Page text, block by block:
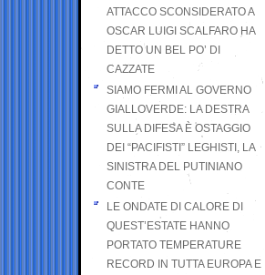
ATTACCO SCONSIDERATO A
OSCAR LUIGI SCALFARO HA
DETTO UN BEL PO’ DI
CAZZATE
SIAMO FERMI AL GOVERNO
GIALLOVERDE: LA DESTRA
SULLA DIFESA È OSTAGGIO
DEI “PACIFISTI” LEGHISTI, LA
SINISTRA DEL PUTINIANO
CONTE
LE ONDATE DI CALORE DI
QUEST’ESTATE HANNO
PORTATO TEMPERATURE
RECORD IN TUTTA EUROPA E